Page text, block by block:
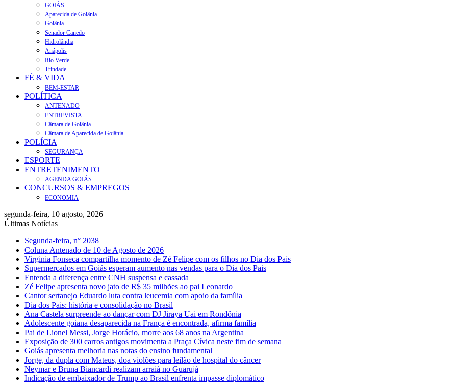
GOIÁS
Aparecida de Goiânia
Goiânia
Senador Canedo
Hidrolândia
Anápolis
Rio Verde
Trindade
FÉ & VIDA
BEM-ESTAR
POLÍTICA
ANTENADO
ENTREVISTA
Câmara de Goiânia
Câmara de Aparecida de Goiânia
POLÍCIA
SEGURANÇA
ESPORTE
ENTRETENIMENTO
AGENDA GOIÁS
CONCURSOS & EMPREGOS
ECONOMIA
segunda-feira, 10 agosto, 2026
Últimas Notícias
Segunda-feira, n° 2038
Coluna Antenado de 10 de Agosto de 2026
Virginia Fonseca compartilha momento de Zé Felipe com os filhos no Dia dos Pais
Supermercados em Goiás esperam aumento nas vendas para o Dia dos Pais
Entenda a diferença entre CNH suspensa e cassada
Zé Felipe apresenta novo jato de R$ 35 milhões ao pai Leonardo
Cantor sertanejo Eduardo luta contra leucemia com apoio da família
Dia dos Pais: história e consolidação no Brasil
Ana Castela surpreende ao dançar com DJ Jiraya Uai em Rondônia
Adolescente goiana desaparecida na França é encontrada, afirma família
Pai de Lionel Messi, Jorge Horácio, morre aos 68 anos na Argentina
Exposição de 300 carros antigos movimenta a Praça Cívica neste fim de semana
Goiás apresenta melhoria nas notas do ensino fundamental
Jorge, da dupla com Mateus, doa violões para leilão de hospital do câncer
Neymar e Bruna Biancardi realizam arraiá no Guarujá
Indicação de embaixador de Trump ao Brasil enfrenta impasse diplomático